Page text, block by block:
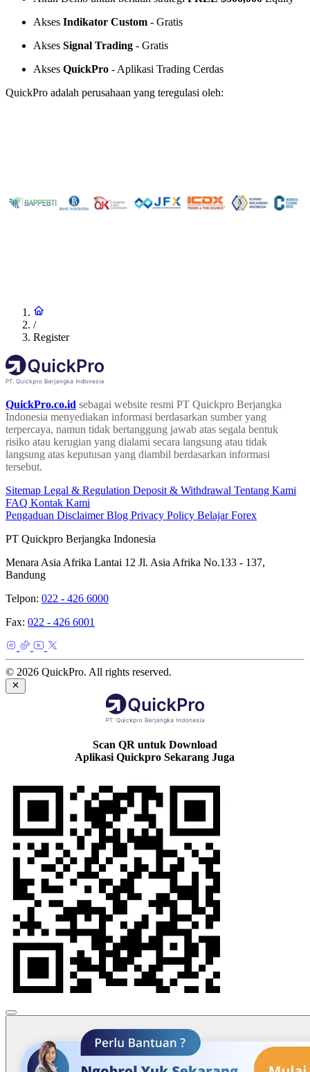
Akses Indikator Custom - Gratis
Akses Signal Trading - Gratis
Akses QuickPro - Aplikasi Trading Cerdas
QuickPro adalah perusahaan yang teregulasi oleh:
/
Register
QuickPro.co.id sebagai website resmi PT Quickpro Berjangka
Indonesia menyediakan informasi berdasarkan sumber yang
terpercaya, namun tidak bertanggung jawab atas segala bentuk
risiko atau kerugian yang dialami secara langsung atau tidak
langsung atas keputusan yang diambil berdasarkan informasi
tersebut.
Sitemap Legal & Regulation Deposit & Withdrawal Tentang Kami
FAQ Kontak Kami
Pengaduan DisclaimerBlog Privacy Policy Belajar Forex
PT Quickpro Berjangka Indonesia
Menara Asia Afrika Lantai 12 Jl. Asia Afrika No.133 - 137,
Bandung
Telpon: 022 - 426 6000
Fax: 022 - 426 6001
© 2026 QuickPro. All rights reserved.
Scan QR untuk Download
Aplikasi Quickpro Sekarang Juga